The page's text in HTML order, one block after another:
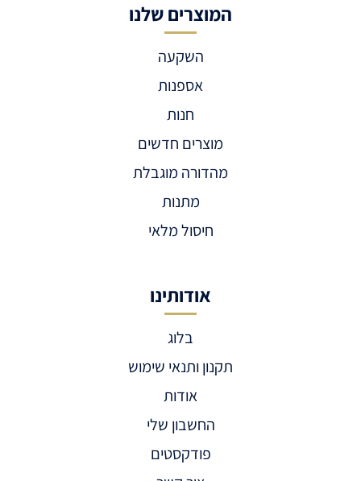
המוצרים שלנו
השקעה
אספנות
חנות
מוצרים חדשים
מהדורה מוגבלת
מתנות
חיסול מלאי
אודותינו
בלוג
תקנון ותנאי שימוש
אודות
החשבון שלי
פודקסטים